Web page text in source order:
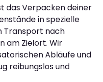
das Verpacken deiner
in spezielle
Transport nach
am Zielort. Wir
Abläufe und
reibungslos und